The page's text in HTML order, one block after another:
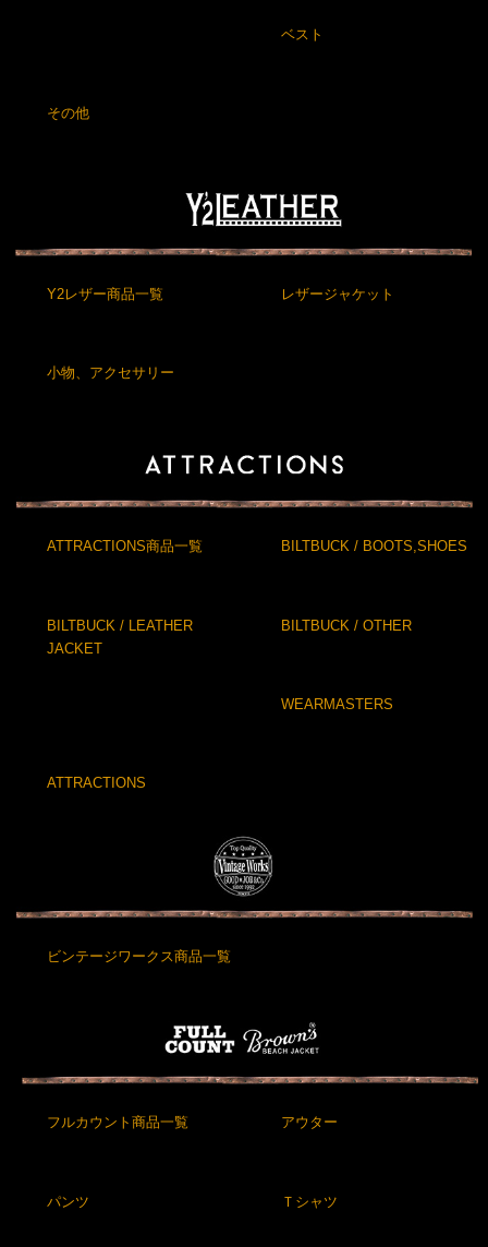
ベスト
その他
Y2レザー商品一覧 レザージャケット
小物、アクセサリー
ATTRACTIONS商品一覧 BILTBUCK / BOOTS,SHOES
BILTBUCK / LEATHER
JACKET
BILTBUCK / OTHER
WEARMASTERS
ATTRACTIONS
ビンテージワークス商品一覧
フルカウント商品一覧 アウター
パンツ Ｔシャツ